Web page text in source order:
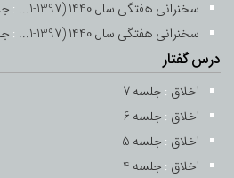
-
جلسه 22
18 تیر 1394 -22 رمضان 1436
جلسه 23
19 تیر 1394 -23 رمضان 1436
سخنرانی هفتگی سال 1440 (1397-1...
:
سخنرانی هفتگی سال 1440 (1397-1...
:
درس گفتار
اخلاق : جلسه 7
اخلاق : جلسه 6
اخلاق : جلسه 5
اخلاق : جلسه 4